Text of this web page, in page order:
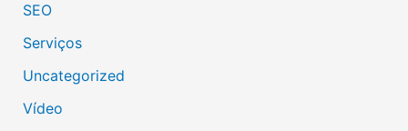
SEO
Serviços
Uncategorized
Vídeo